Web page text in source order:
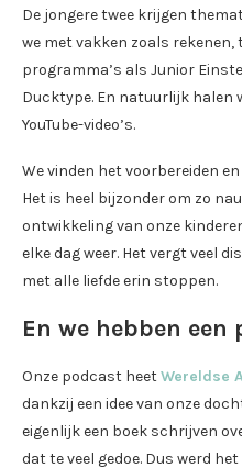
De jongere twee krijgen
we met vakken zoals rekenen,
programma’s als Junior
Ducktype. En natuurlijk halen
YouTube-video’s.
We vinden het voorbereiden
Het is heel bijzonder om zo
ontwikkeling van onze
elke dag weer. Het vergt veel
met alle liefde erin stoppen.
En we hebben een
Onze podcast heetWereldse
dankzij een idee van onze
eigenlijk een boek schrijven
dat te veel gedoe. Dus werd